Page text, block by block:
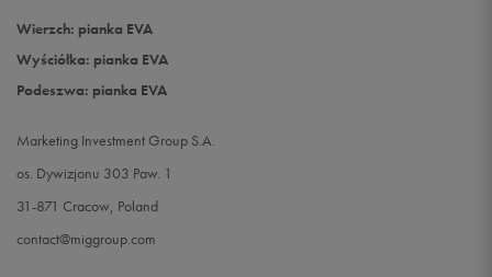
Wierzch: pianka EVA
Wyściółka: pianka EVA
Podeszwa: pianka EVA
Marketing Investment Group S.A.
os. Dywizjonu 303 Paw. 1
31-871 Cracow, Poland
contact@miggroup.com